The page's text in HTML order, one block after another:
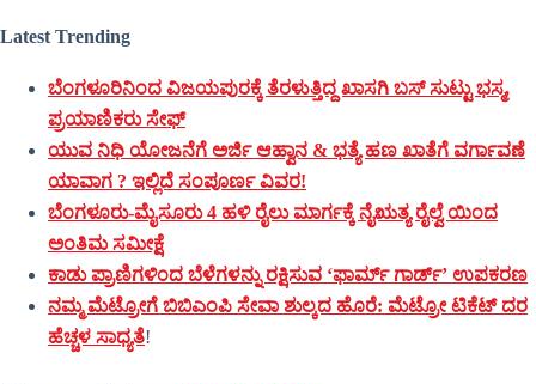
Latest Trending
ಬೆಂಗಳೂರಿನಿಂದ ವಿಜಯಪುರಕ್ಕೆ ತೆರಳುತ್ತಿದ್ದ ಖಾಸಗಿ ಬಸ್‌ ಸುಟ್ಟು ಭಸ್ಮ,
ಪ್ರಯಾಣಿಕರು ಸೇಫ್
ಯುವ ನಿಧಿ ಯೋಜನೆಗೆ ಅರ್ಜಿ ಆಹ್ವಾನ & ಭತ್ಯೆ ಹಣ ಖಾತೆಗೆ ವರ್ಗಾವಣೆ
ಯಾವಾಗ ? ಇಲ್ಲಿದೆ ಸಂಪೂರ್ಣ ವಿವರ!
ಬೆಂಗಳೂರು-ಮೈಸೂರು 4 ಹಳಿ ರೈಲು ಮಾರ್ಗಕ್ಕೆ ನೈಋತ್ಯ ರೈಲ್ವೆ ಯಿಂದ
ಅಂತಿಮ ಸಮೀಕ್ಷೆ
ಕಾಡು ಪ್ರಾಣಿಗಳಿಂದ ಬೆಳೆಗಳನ್ನು ರಕ್ಷಿಸುವ ‘ಫಾರ್ಮ್ ಗಾರ್ಡ್’ ಉಪಕರಣ
ನಮ್ಮ ಮೆಟ್ರೋಗೆ ಬಿಬಿಎಂಪಿ ಸೇವಾ ಶುಲ್ಕದ ಹೊರೆ: ಮೆಟ್ರೋ ಟಿಕೆಟ್ ದರ
ಹೆಚ್ಚಳ ಸಾಧ್ಯತೆ!